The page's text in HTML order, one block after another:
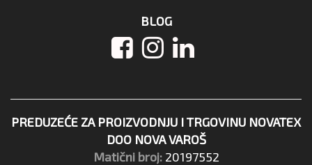
BLOG
PREDUZEĆE ZA PROIZVODNJU I TRGOVINU NOVATEX
DOO NOVA VAROŠ
Matični broj: 20197552